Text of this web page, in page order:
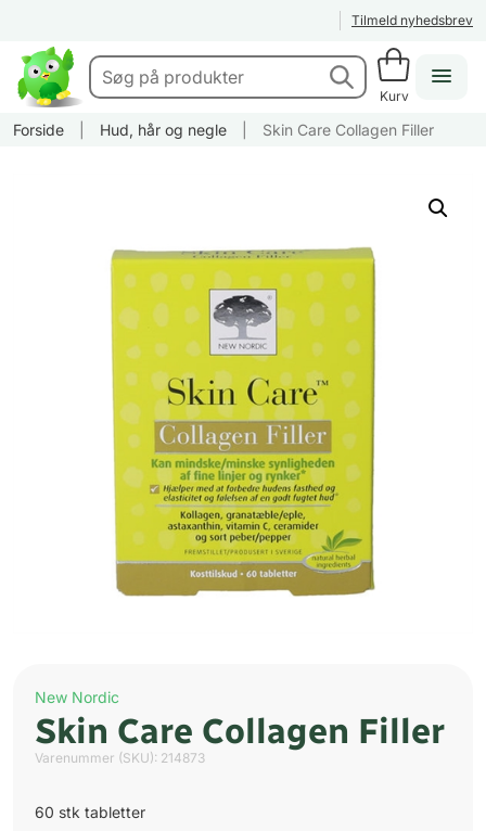
Tilmeld nyhedsbrev
Kurv
Forside Hud, hår og negle Skin Care Collagen Filler
New Nordic
Skin Care Collagen Filler
Varenummer (SKU): 214873
60 stk tabletter